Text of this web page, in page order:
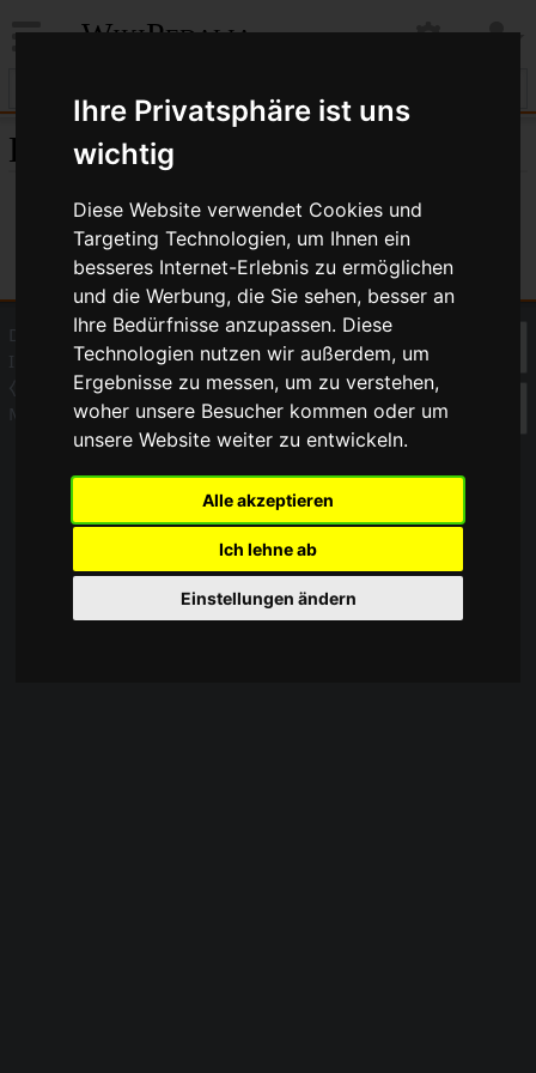
Ihre Privatsphäre ist uns
wichtig
Diese Website verwendet Cookies und
Targeting Technologien, um Ihnen ein
besseres Internet-Erlebnis zu ermöglichen
und die Werbung, die Sie sehen, besser an
Ihre Bedürfnisse anzupassen. Diese
Technologien nutzen wir außerdem, um
Ergebnisse zu messen, um zu verstehen,
woher unsere Besucher kommen oder um
unsere Website weiter zu entwickeln.
Alle akzeptieren
Ich lehne ab
Einstellungen ändern
WikiPedalia
Einstellungen
Datenschutz
Über WikiPedalia
Impressum
⧼Cookie-Einstelungen anpassen⧽
Mobile Ansicht